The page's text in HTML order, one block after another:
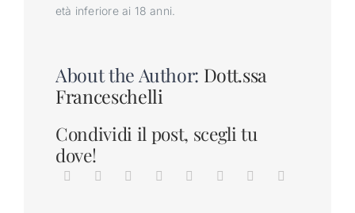
età inferiore ai 18 anni.
About the Author: Dott.ssa
Franceschelli
Condividi il post, scegli tu
dove!